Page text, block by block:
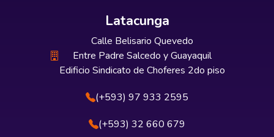
Latacunga
Calle Belisario Quevedo
Entre Padre Salcedo y Guayaquil
Edificio Sindicato de Choferes 2do piso
(+593) 97 933 2595
(+593) 32 660 679